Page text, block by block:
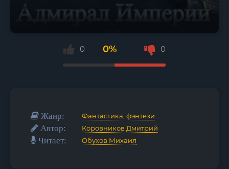
0 0% 0
Жанр: Фантастика, фэнтези
Автор: Коровников Дмитрий
Читает: Обухов Михаил